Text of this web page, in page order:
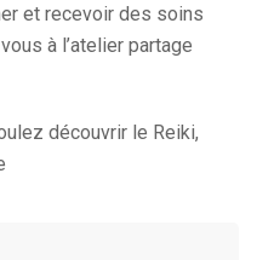
et recevoir des soins
à l’atelier partage
découvrir le Reiki,